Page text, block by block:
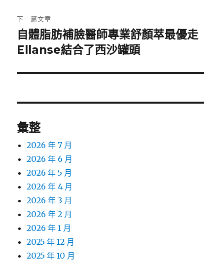
章:
下一篇文章
下
一
文
自體脂肪補臉醫師專業舒顏萃最優走
Ellanse結合了西沙罐頭
彙整
2026 年 7 月
2026 年 6 月
2026 年 5 月
2026 年 4 月
2026 年 3 月
2026 年 2 月
2026 年 1 月
2025 年 12 月
2025 年 10 月